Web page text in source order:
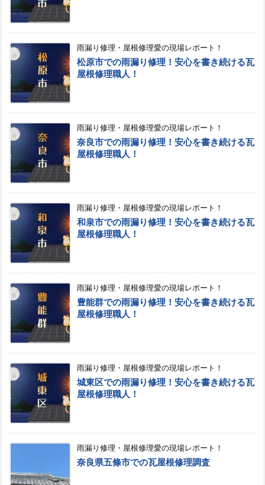
雨漏り修理・屋根修理愛の現場レポート！
松原市での雨漏り修理！安心を書き続ける瓦
屋根修理職人！
雨漏り修理・屋根修理愛の現場レポート！
奈良市での雨漏り修理！安心を書き続ける瓦
屋根修理職人！
雨漏り修理・屋根修理愛の現場レポート！
和泉市での雨漏り修理！安心を書き続ける瓦
屋根修理職人！
雨漏り修理・屋根修理愛の現場レポート！
豊能群での雨漏り修理！安心を書き続ける瓦
屋根修理職人！
雨漏り修理・屋根修理愛の現場レポート！
城東区での雨漏り修理！安心を書き続ける瓦
屋根修理職人！
雨漏り修理・屋根修理愛の現場レポート！
奈良県五條市での瓦屋根修理調査